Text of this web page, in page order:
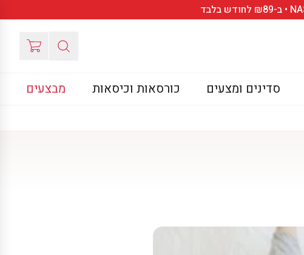
סדינים ומצעים כורסאות וכיסאות מבצעים